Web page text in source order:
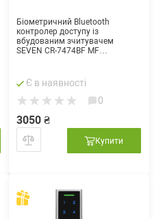
Біометричний Bluetooth
контролер доступу із
вбудованим зчитувачем
SEVEN CR-7474BF MF
Є в наявності
0
3050 ₴
Купити